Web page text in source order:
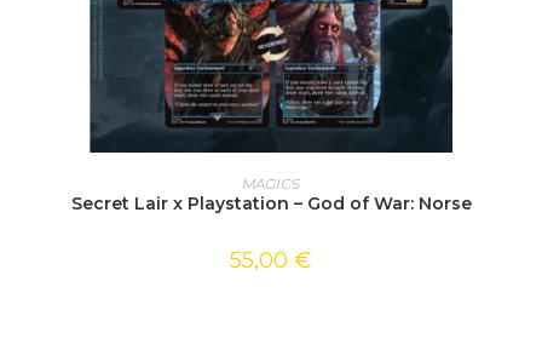
AJOUTER AU PANIER
MAGICS
Secret Lair x Playstation – God of War: Norse
55,00 €